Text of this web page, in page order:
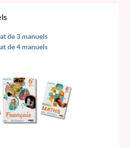
de 3 manuels
de 4 manuels